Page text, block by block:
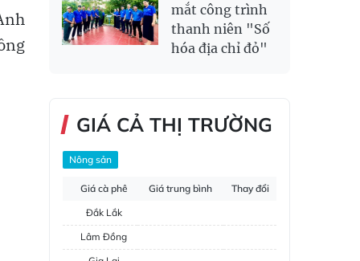
mắt công trình
thanh niên "Số
hóa địa chỉ đỏ"
GIÁ CẢ THỊ TRƯỜNG
Nông sản
Giá cà phê Giá trung bình
Thay đổi
Đắk Lắk
Lâm Đồng